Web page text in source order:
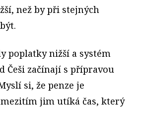
než by při stejných
poplatky nižší a systém
Češi začínají s přípravou
si, že penze je
jim utíká čas, který